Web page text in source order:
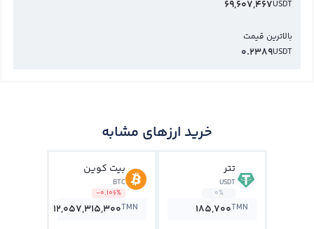
USDT
69,607,467
بالاترین قیمت
USDT
0.2389
خرید ارزهای مشابه
تتر
USDT
0%
185,700TMN
بیت کوین
BTC
-0.106%
12,057,315,300TMN